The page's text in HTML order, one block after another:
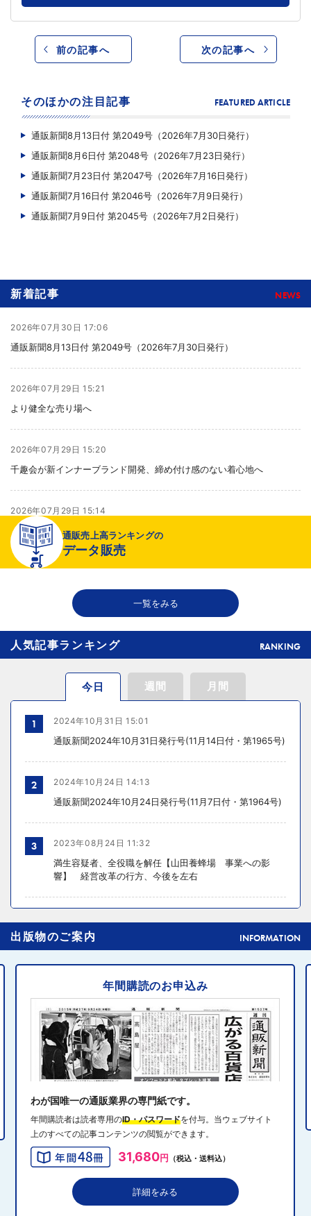
前の記事へ 次の記事へ
そのほかの注目記事 FEATURED ARTICLE
通販新聞8月13日付 第2049号（2026年7月30日発行）
通販新聞8月6日付 第2048号（2026年7月23日発行）
通販新聞7月23日付 第2047号（2026年7月16日発行）
通販新聞7月16日付 第2046号（2026年7月9日発行）
通販新聞7月9日付 第2045号（2026年7月2日発行）
新着記事 NEWS
2026年07月30日 17:06
通販新聞8月13日付 第2049号（2026年7月30日発行）
2026年07月29日 15:21
より健全な売り場へ
2026年07月29日 15:20
千趣会が新インナーブランド開発、締め付け感のない着心地へ
2026年07月29日 15:14
LINEヤフーがコンソーシアムを発足、中小企業のLINE活用促進で
2026年07月29日 15:09
消費者庁の消契法見直しで一律の個別通知義務に反発、「立法事実を十
分に確認すべき」
通販売上高ランキングの
データ販売
一覧をみる
人気記事ランキング RANKING
今日 週間 月間
1 2024年10月31日 15:01
通販新聞2024年10月31日発行号(11月14日付・第1965号)
2 2024年10月24日 14:13
通販新聞2024年10月24日発行号(11月7日付・第1964号)
3 2023年08月24日 11:32
満生容疑者、全役職を解任【山田養蜂場 事業への影
響】 経営改革の行方、今後を左右
4
元ディノスの石川森生氏、ECのプロフェッショナルらの
共助型ネットワーク組織立ち上げ
2024年10月31日 14:10
消費者庁、美容液通販に特定商取引法違反で9カ月の業務
停止命令
2024年10月31日 14:32
り込み
2024年10月31日 13:40
QVCジャパンがゾゾと”コーデ対決”、”千葉愛”テーマにフ
出版物のご案内 INFORMATION
年間購読のお申込み
わが国唯一の通販業界の専門紙です。
年間購読者は読者専用のID・パスワードを付与。当ウェブサイト
上のすべての記事コンテンツの閲覧ができます。
31,680円 （税込・送料込）
詳細をみる